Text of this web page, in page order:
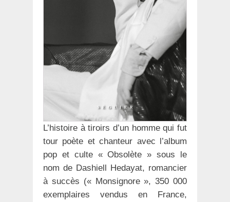
L’histoire à tiroirs d’un homme qui fut
tour poète et chanteur avec l’album
pop et culte « Obsolète » sous le
nom de Dashiell Hedayat, romancier
à succès (« Monsignore », 350 000
exemplaires vendus en France,